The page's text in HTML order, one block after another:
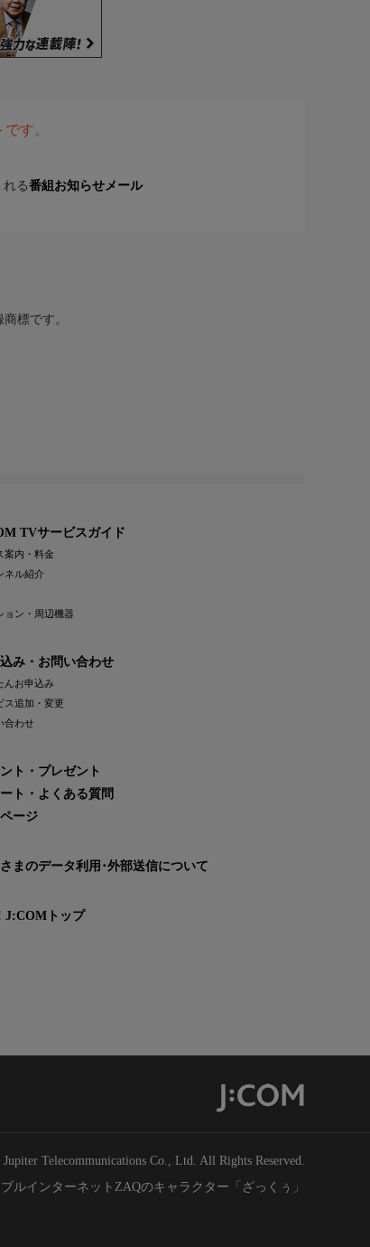
す。
る番組お知らせメール
標です。
TVサービスガイド
案内・料金
ネル紹介
ョン・周辺機器
み・お問い合わせ
んお申込み
ス追加・変更
合わせ
ト・プレゼント
ト・よくある質問
ージ
まのデータ利用･外部送信について
J:COMトップ
Telecommunications Co., Ltd. All Rights Reserved.
ルインターネットZAQのキャラクター「ざっくぅ」